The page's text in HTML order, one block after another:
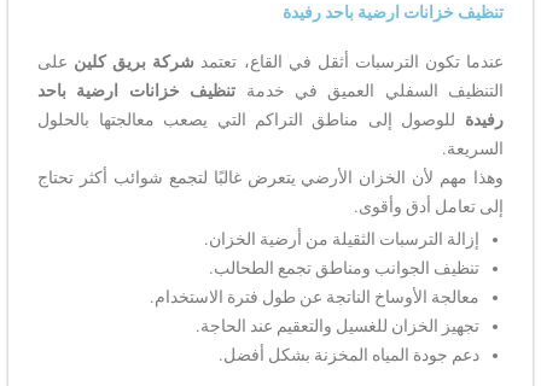
تنظيف خزانات ارضية باحد رفيدة
عندما تكون الترسبات أثقل في القاع، تعتمد شركة بريق كلين على
التنظيف السفلي العميق في خدمة تنظيف خزانات ارضية باحد
رفيدة للوصول إلى مناطق التراكم التي يصعب معالجتها بالحلول
السريعة.
وهذا مهم لأن الخزان الأرضي يتعرض غالبًا لتجمع شوائب أكثر تحتاج
إلى تعامل أدق وأقوى.
إزالة الترسبات الثقيلة من أرضية الخزان.
تنظيف الجوانب ومناطق تجمع الطحالب.
معالجة الأوساخ الناتجة عن طول فترة الاستخدام.
تجهيز الخزان للغسيل والتعقيم عند الحاجة.
دعم جودة المياه المخزنة بشكل أفضل.